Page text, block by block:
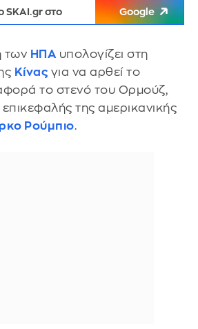
SKAI.gr στο Google
των ΗΠΑ υπολογίζει στη
Κίνας για να αρθεί το
το στενό του Ορμούζ,
της αμερικανικής
Ρούμπιο.